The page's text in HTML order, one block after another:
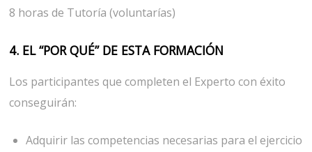
8 horas de Tutoría (voluntarías)
4. EL “POR QUÉ” DE ESTA FORMACIÓN
Los participantes que completen el Experto con éxito
conseguirán:
Adquirir las competencias necesarias para el ejercicio